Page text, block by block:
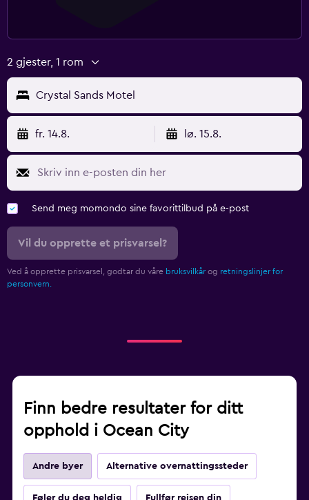
2 gjester, 1 rom
Crystal Sands Motel
fr. 14.8. lø. 15.8.
Send meg momondo sine favorittilbud på e-post
Vil du opprette et prisvarsel?
Ved å opprette prisvarsel, godtar du våre bruksvilkår og retningslinjer for
personvern.
Finn bedre resultater for ditt
opphold i Ocean City
Andre byer Alternative overnattingssteder
Føler du deg heldig Fullfør reisen din